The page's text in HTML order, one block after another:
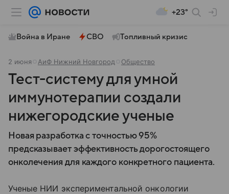
+23°
Война в Иране СВО Топливный кризис
2 июня АиФ Нижний Новгород Общество
Тест-систему для умной
иммунотерапии создали
нижегородские ученые
Новая разработка с точностью 95%
предсказывает эффективность дорогостоящего
онколечения для каждого конкретного пациента.
Ученые НИИ экспериментальной онкологии